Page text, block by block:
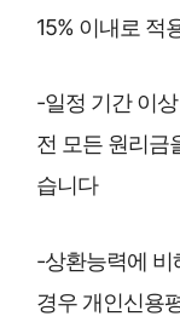
15% 이내로 적
-일정 기간 이
전 모든 원리금
습니다
-상환능력에 비
경우 개인신용